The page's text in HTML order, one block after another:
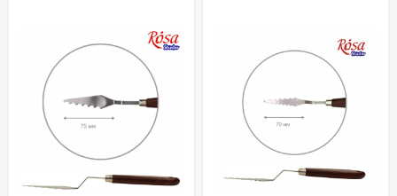
ассортимент и особенности
В магазине artdom.com.ua представлен широкий выбор
хвилястых материалов, подходящих для различных творческих
задач. В ассортимент входят:
холсты с волнообразной текстурой — основа для
масляной, акриловой и темперной живописи;
бумага с рельефным волнистым рисунком, идеальная для